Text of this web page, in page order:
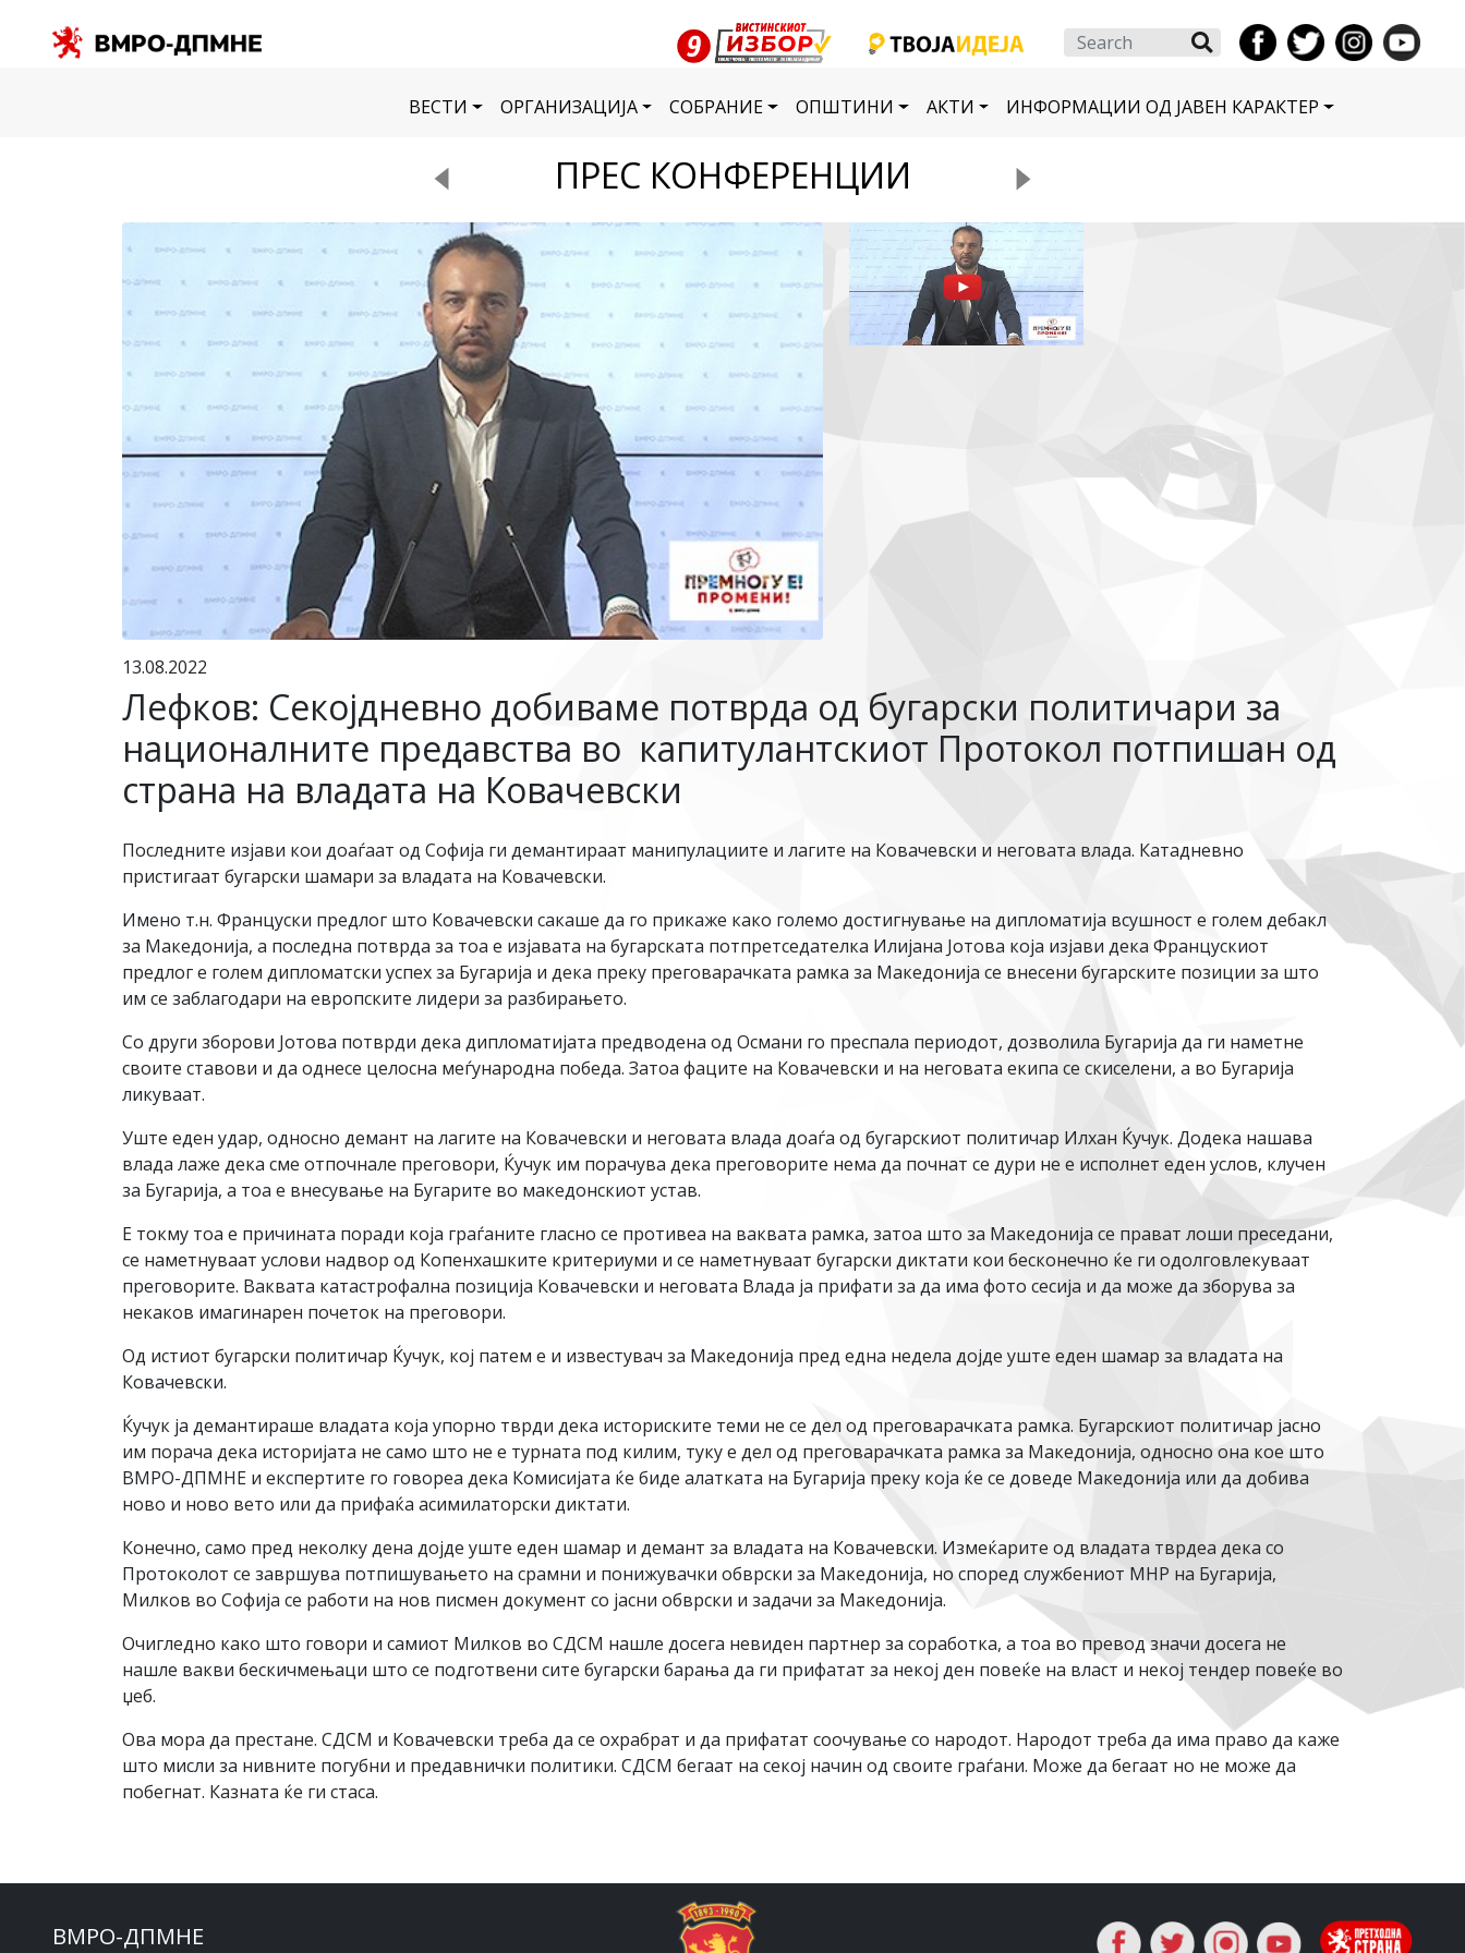
Search
ВЕСТИ ОРГАНИЗАЦИЈА СОБРАНИЕ ОПШТИНИ АКТИ ИНФОРМАЦИИ ОД ЈАВЕН КАРАКТЕР
ПРЕС КОНФЕРЕНЦИИ
13.08.2022
Лефков: Секојдневно добиваме потврда од бугарски политичари за
националните предавства во капитулантскиот Протокол потпишан од
страна на владата на Ковачевски
Последните изјави кои доаѓаат од Софија ги демантираат манипулациите и лагите на Ковачевски и неговата влада. Катадневно
пристигаат бугарски шамари за владата на Ковачевски.
Имено т.н. Француски предлог што Ковачевски сакаше да го прикаже како големо достигнување на дипломатија всушност е голем дебакл
за Македонија, а последна потврда за тоа е изјавата на бугарската потпретседателка Илијана Јотова која изјави дека Францускиот
предлог е голем дипломатски успех за Бугарија и дека преку преговарачката рамка за Македонија се внесени бугарските позиции за што
им се заблагодари на европските лидери за разбирањето.
Со други зборови Јотова потврди дека дипломатијата предводена од Османи го преспала периодот, дозволила Бугарија да ги наметне
своите ставови и да однесе целосна меѓународна победа. Затоа фаците на Ковачевски и на неговата екипа се скиселени, а во Бугарија
ликуваат.
Уште еден удар, односно демант на лагите на Ковачевски и неговата влада доаѓа од бугарскиот политичар Илхан Ќучук. Додека нашава
влада лаже дека сме отпочнале преговори, Ќучук им порачува дека преговорите нема да почнат се дури не е исполнет еден услов, клучен
за Бугарија, а тоа е внесување на Бугарите во македонскиот устав.
Е токму тоа е причината поради која граѓаните гласно се противеа на ваквата рамка, затоа што за Македонија се прават лоши преседани,
се наметнуваат услови надвор од Копенхашките критериуми и се наметнуваат бугарски диктати кои бесконечно ќе ги одолговлекуваат
преговорите. Ваквата катастрофална позиција Ковачевски и неговата Влада ја прифати за да има фото сесија и да може да зборува за
некаков имагинарен почеток на преговори.
Од истиот бугарски политичар Ќучук, кој патем е и известувач за Македонија пред една недела дојде уште еден шамар за владата на
Ковачевски.
Ќучук ја демантираше владата која упорно тврди дека историските теми не се дел од преговарачката рамка. Бугарскиот политичар јасно
им порача дека историјата не само што не е турната под килим, туку е дел од преговарачката рамка за Македонија, односно она кое што
ВМРО-ДПМНЕ и експертите го говореа дека Комисијата ќе биде алатката на Бугарија преку која ќе се доведе Македонија или да добива
ново и ново вето или да прифаќа асимилаторски диктати.
Конечно, само пред неколку дена дојде уште еден шамар и демант за владата на Ковачевски. Измеќарите од владата тврдеа дека со
Протоколот се завршува потпишувањето на срамни и понижувачки обврски за Македонија, но според службениот МНР на Бугарија,
Милков во Софија се работи на нов писмен документ со јасни обврски и задачи за Македонија.
Очигледно како што говори и самиот Милков во СДСМ нашле досега невиден партнер за соработка, а тоа во превод значи досега не
нашле вакви бескичмењаци што се подготвени сите бугарски барања да ги прифатат за некој ден повеќе на власт и некој тендер повеќе во
џеб.
Ова мора да престане. СДСМ и Ковачевски треба да се охрабрат и да прифатат соочување со народот. Народот треба да има право да каже
што мисли за нивните погубни и предавнички политики. СДСМ бегаат на секој начин од своите граѓани. Може да бегаат но не може да
побегнат. Казната ќе ги стаса.
ВМРО-ДПМНЕ